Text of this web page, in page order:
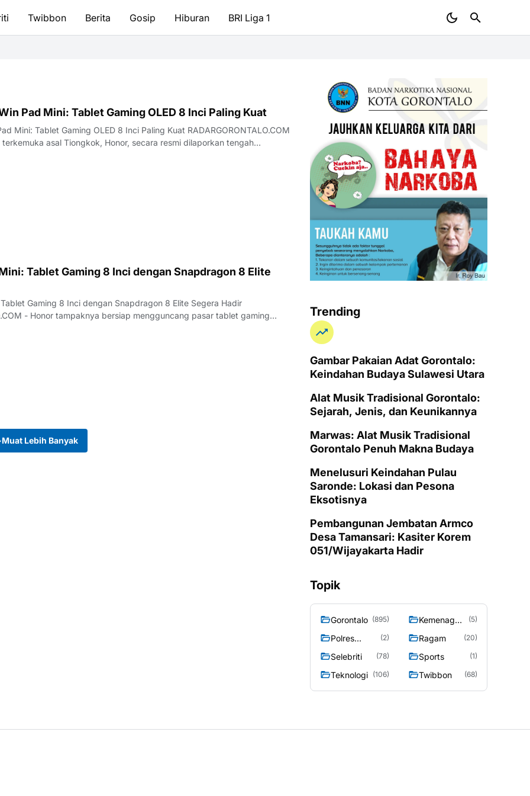
Twibbon Berita Gosip Hiburan BRI Liga 1
Pad Mini: Tablet Gaming OLED 8 Inci Paling Kuat
Mini: Tablet Gaming OLED 8 Inci Paling Kuat RADARGORONTALO.COM
asal Tiongkok, Honor, secara resmi dilaporkan tengah
Tablet Gaming 8 Inci dengan Snapdragon 8 Elite
Gaming 8 Inci dengan Snapdragon 8 Elite Segera Hadir
tablet gaming
Muat Lebih Banyak
Trending
Gambar Pakaian Adat Gorontalo:
Keindahan Budaya Sulawesi Utara
Alat Musik Tradisional Gorontalo:
Sejarah, Jenis, dan Keunikannya
Marwas: Alat Musik Tradisional
Gorontalo Penuh Makna Budaya
Menelusuri Keindahan Pulau
Saronde: Lokasi dan Pesona
Eksotisnya
Pembangunan Jembatan Armco
Desa Tamansari: Kasiter Korem
051/Wijayakarta Hadir
Topik
Gorontalo (895)
Kemenag
(5)
Polres
(2) Ragam (20)
Selebriti (78) Sports (1)
Teknologi (106) Twibbon (68)